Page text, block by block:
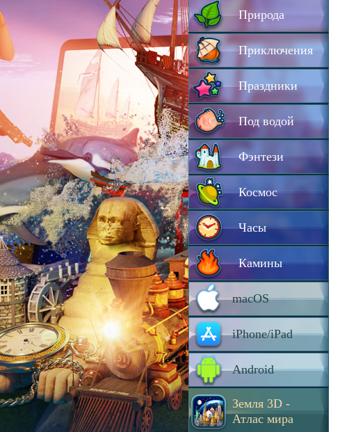
Природа
Приключения
Праздники
Под водой
Фэнтези
Космос
Часы
Камины
macOS
iPhone/iPad
Android
Земля 3D -
Атлас мира